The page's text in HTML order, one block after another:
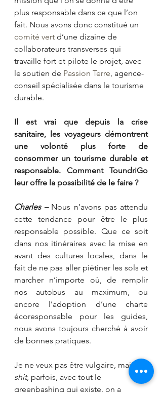
plus responsable dans ce que l’on
fait. Nous avons donc constitué un
comité vert d’une dizaine de
collaborateurs transverses qui
travaille fort et pilote le projet, avec
le soutien de Passion Terre, agence-
conseil spécialisée dans le tourisme
durable.
Il est vrai que depuis la crise
sanitaire, les voyageurs démontrent
une volonté plus forte de
consommer un tourisme durable et
responsable. Comment ToundriGo
leur offre la possibilité de le faire ?
Charles – Nous n’avons pas attendu
cette tendance
pour être le plus
responsable possible. Que ce soit
dans nos itinéraires avec la mise en
avant des cultures locales, dans le
fait de ne pas aller piétiner les sols et
marcher n’importe où, de remplir
nos autobus au maximum, ou
encore l’adoption d’une charte
écoresponsable pour les guides,
nous avons toujours cherché à avoir
de bonnes pratiques.
Je ne veux pas être vulgaire, mais
shit, parfois, avec tout le
greenbashing qui existe, on a